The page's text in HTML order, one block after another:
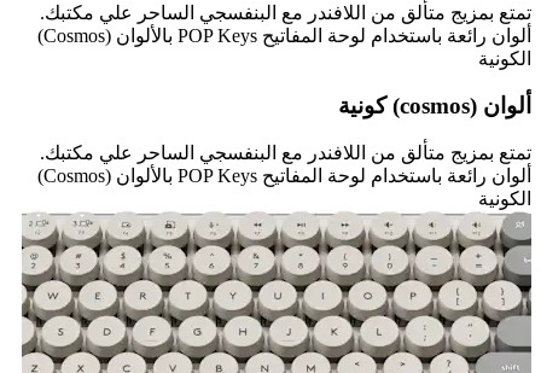
تمتع بمزيج متألق من اللافندر مع البنفسجي الساحر علي مكتبك.
ألوان رائعة باستخدام لوحة المفاتيح POP Keys بالألوان (Cosmos)
الكونية
ألوان (cosmos) كونية
تمتع بمزيج متألق من اللافندر مع البنفسجي الساحر علي مكتبك.
ألوان رائعة باستخدام لوحة المفاتيح POP Keys بالألوان (Cosmos)
الكونية